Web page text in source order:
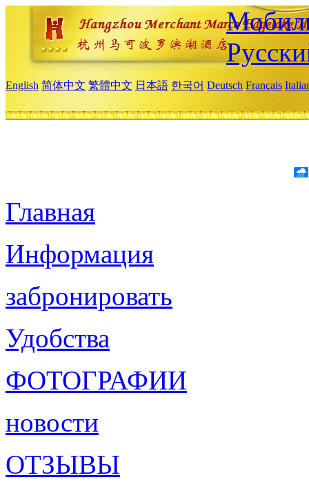
English 简体中文 繁體中文 日本語 한국어 Deutsch Français
Главная
Информация
забронировать
Удобства
ФОТОГРАФИИ
новости
ОТЗЫВЫ